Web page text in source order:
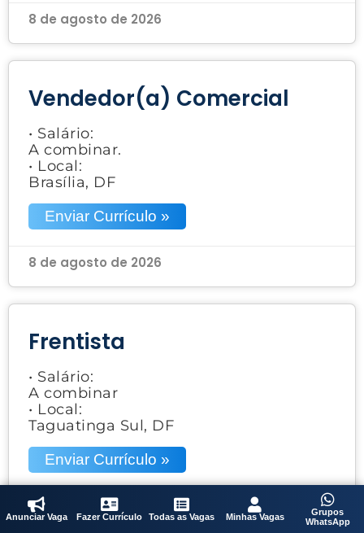
8 de agosto de 2026
Vendedor(a) Comercial
• Salário:
A combinar.
• Local:
Brasília, DF
Enviar Currículo »
8 de agosto de 2026
Frentista
• Salário:
A combinar
• Local:
Taguatinga Sul, DF
Enviar Currículo »
8 de agosto de 2026
Anunciar Vaga Fazer Currículo Todas as Vagas Minhas Vagas
Grupos
WhatsApp